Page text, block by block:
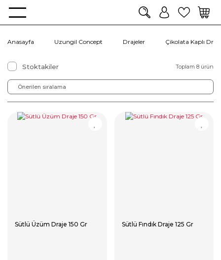
Anasayfa Uzungil Concept Drajeler Çikolata Kaplı
Stoktakiler Toplam 8 ürün
Sütlü Üzüm Draje 150 Gr Sütlü Fındık Draje 125 Gr